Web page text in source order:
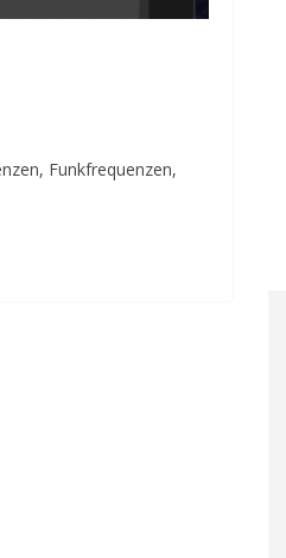
Funkfrequenzen,